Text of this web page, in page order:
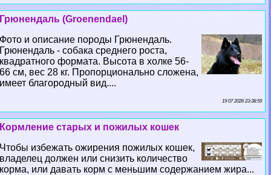
Грюнендаль (Groenendael)
Фото и описание породы Грюнендаль.
Грюнендаль - собака среднего роста,
квадратного формата. Высота в холке 56-
66 см, вес 28 кг. Пропорционально сложена,
имеет благородный вид....
19 07 2026 23:38:59
Кормление старых и пожилых кошек
Чтобы избежать ожирения пожилых кошек,
владелец должен или снизить количество
корма, или давать корм с меньшим содержанием жира...